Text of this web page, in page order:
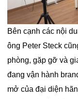
Bên cạnh các nội
ông Peter Steck
phòng, gặp gỡ và
đang vận hành
mở của đại diện